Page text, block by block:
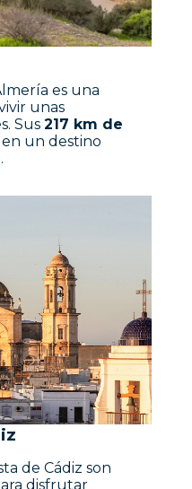
es una
unas
Sus 217 km de
un destino
de Cádiz son
disfrutar